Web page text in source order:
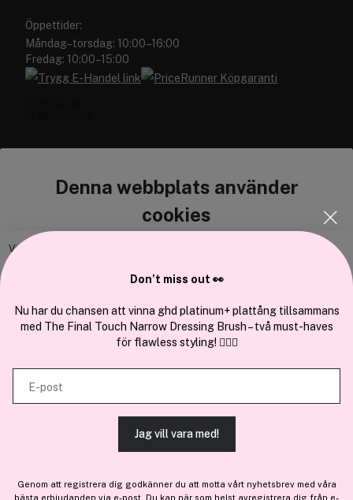
Denna webbplats använder
cookies
Vi använder enhetsidentifierare för att anpassa innehållet och
och annan information från din enhet till de sociala medier och annons-
och analysföretag som vi samarbetar med. Dessa kan i sin tur
kombinera informationen med annan information som du har
tillhandahållit eller som de har samlat in när du har använt deras
tjänster.
TILLÅT ALLA COOKIES
Öppettider:
Måndag–torsdag: 10:00–16:00
Fredag: 10:00–15:00
Cocopanda.se
En del avBrandsdal Group AS
Don’t miss out 👀
Nu har du chansen att vinna ghd platinum+ plattång tillsammans
med The Final Touch Narrow Dressing Brush – två must-haves
för flawless styling! 💇‍♀️✨
E-post
Jag vill vara med!
Genom att registrera dig godkänner du att motta vårt nyhetsbrev med våra
bästa erbjudanden via e-post. Du kan när som helst avregistrera dig från e-